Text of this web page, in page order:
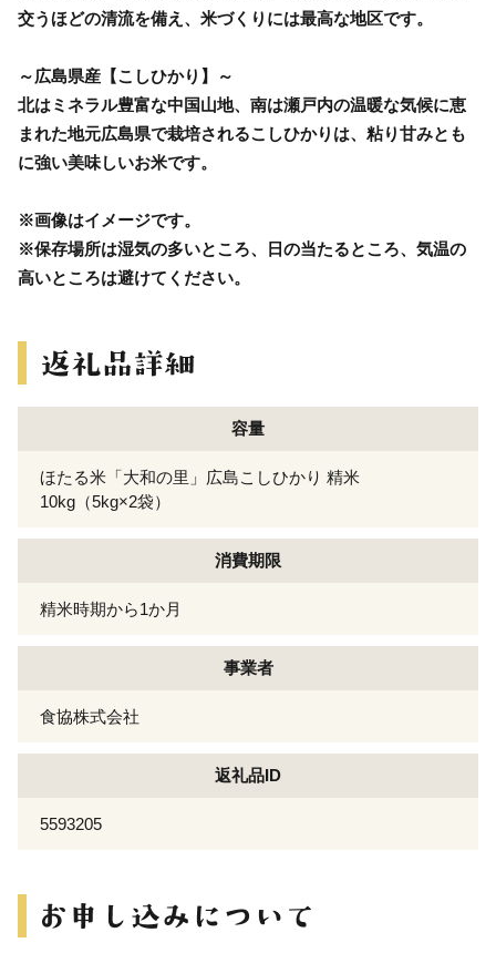
交うほどの清流を備え、米づくりには最高な地区です。
～広島県産【こしひかり】～
北はミネラル豊富な中国山地、南は瀬戸内の温暖な気候に恵
まれた地元広島県で栽培されるこしひかりは、粘り甘みとも
に強い美味しいお米です。
※画像はイメージです。
※保存場所は湿気の多いところ、日の当たるところ、気温の
高いところは避けてください。
容量
ほたる米「大和の里」広島こしひかり 精米
10kg（5kg×2袋）
消費期限
精米時期から1か月
事業者
食協株式会社
返礼品ID
5593205